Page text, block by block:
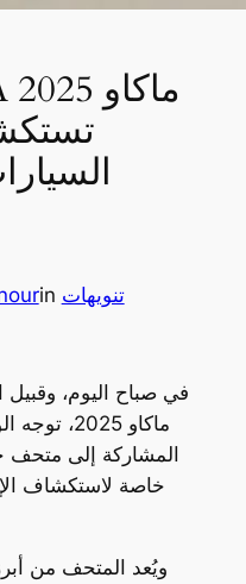
in تنويهات
في صباح اليوم، وقبيل
المشاركة إلى متحف
خاصة لاستكشاف
ويُعد المتحف من